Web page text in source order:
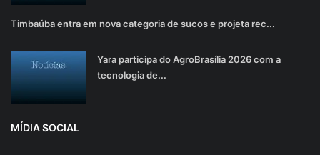
Timbaúba entra em nova categoria de sucos e projeta rec...
Yara participa do AgroBrasília 2026 com a
tecnologia de...
MÍDIA SOCIAL